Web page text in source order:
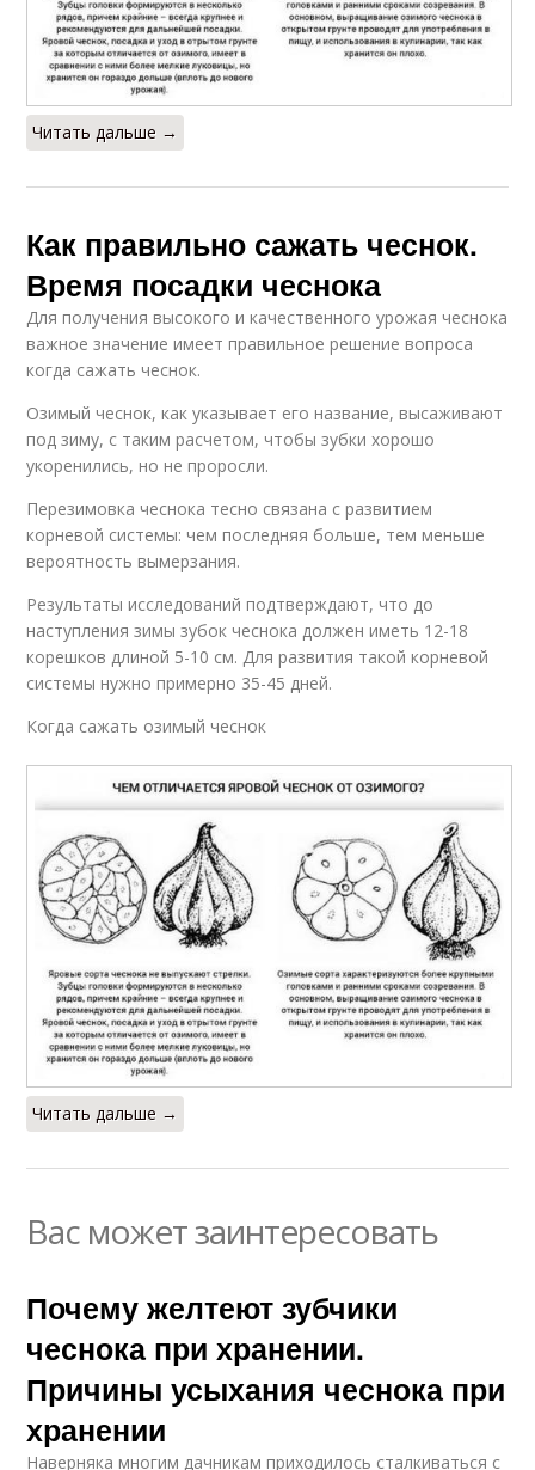
Читать дальше →
Как правильно сажать чеснок.
Время посадки чеснока
Для получения высокого и качественного урожая чеснока
важное значение имеет правильное решение вопроса
когда сажать чеснок.
Озимый чеснок, как указывает его название, высаживают
под зиму, с таким расчетом, чтобы зубки хорошо
укоренились, но не проросли.
Перезимовка чеснока тесно связана с развитием
корневой системы: чем последняя больше, тем меньше
вероятность вымерзания.
Результаты исследований подтверждают, что до
наступления зимы зубок чеснока должен иметь 12-18
корешков длиной 5-10 см. Для развития такой корневой
системы нужно примерно 35-45 дней.
Когда сажать озимый чеснок
Читать дальше →
Вас может заинтересовать
Почему желтеют зубчики
чеснока при хранении.
Причины усыхания чеснока при
хранении
Наверняка многим дачникам приходилось сталкиваться с